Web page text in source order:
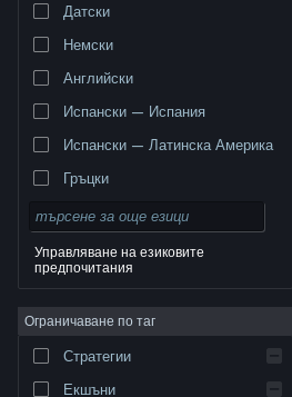
търговски марки принадлежат на съответните им
собственици в САЩ и други страни.
поверителност|Юридическа информация|
Достъпност|Условия за ползване на Steam
Възстановявания|Бисквитки
Датски
Немски
Английски
Испански — Испания
Испански — Латинска Америка
Гръцки
Управляване на езиковите
предпочитания
Ограничаване по таг
Стратегии
Екшъни